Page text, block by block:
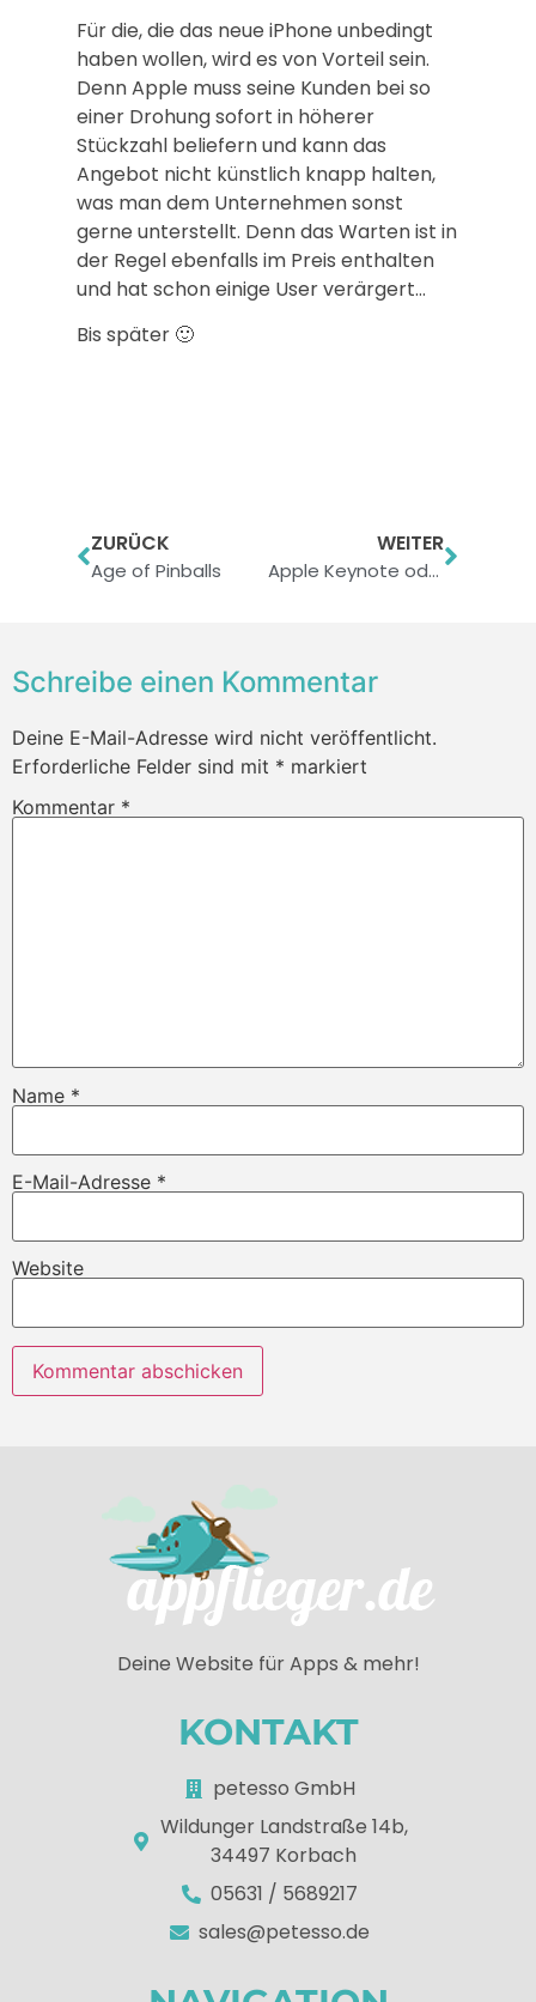
Für die, die das neue iPhone unbedingt
haben wollen, wird es von Vorteil sein.
Denn Apple muss seine Kunden bei so
einer Drohung sofort in höherer
Stückzahl beliefern und kann das
Angebot nicht künstlich knapp halten,
was man dem Unternehmen sonst
gerne unterstellt. Denn das Warten ist in
der Regel ebenfalls im Preis enthalten
und hat schon einige User verärgert…
Bis später 🙂
ZURÜCK
Age of Pinballs
WEITER
Apple Keynote oder das „weg vom Hype“
Schreibe einen Kommentar
Deine E-Mail-Adresse wird nicht veröffentlicht.
Erforderliche Felder sind mit * markiert
Kommentar *
Name *
E-Mail-Adresse *
Website
Deine Website für Apps & mehr!
KONTAKT
petesso GmbH
Wildunger Landstraße 14b,
34497 Korbach
05631 / 5689217
sales@petesso.de